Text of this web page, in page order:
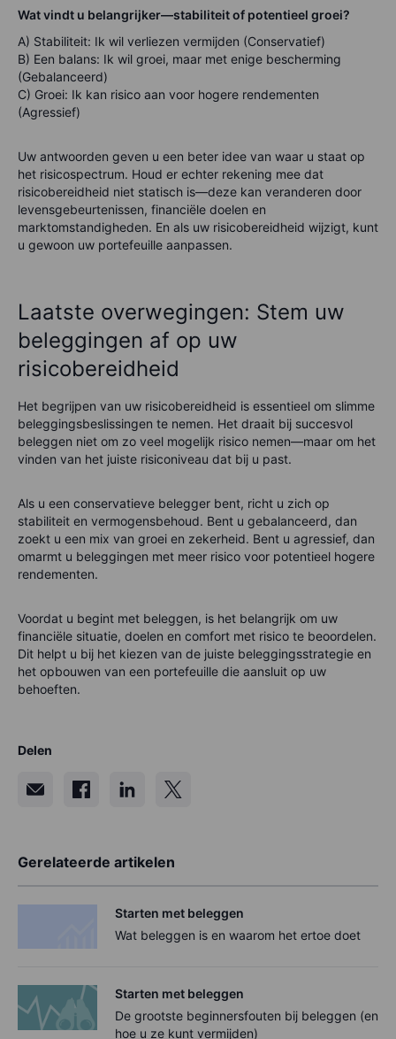
Wat vindt u belangrijker—stabiliteit of potentieel groei?
A) Stabiliteit: Ik wil verliezen vermijden (Conservatief)
B) Een balans: Ik wil groei, maar met enige bescherming
(Gebalanceerd)
C) Groei: Ik kan risico aan voor hogere rendementen
(Agressief)
Uw antwoorden geven u een beter idee van waar u staat op
het risicospectrum. Houd er echter rekening mee dat
risicobereidheid niet statisch is—deze kan veranderen door
levensgebeurtenissen, financiële doelen en
marktomstandigheden. En als uw risicobereidheid wijzigt, kunt
u gewoon uw portefeuille aanpassen.
Laatste overwegingen: Stem uw
beleggingen af op uw
risicobereidheid
Het begrijpen van uw risicobereidheid is essentieel om slimme
beleggingsbeslissingen te nemen. Het draait bij succesvol
beleggen niet om zo veel mogelijk risico nemen—maar om het
vinden van het juiste risiconiveau dat bij u past.
Als u een conservatieve belegger bent, richt u zich op
stabiliteit en vermogensbehoud. Bent u gebalanceerd, dan
zoekt u een mix van groei en zekerheid. Bent u agressief, dan
omarmt u beleggingen met meer risico voor potentieel hogere
rendementen.
Voordat u begint met beleggen, is het belangrijk om uw
financiële situatie, doelen en comfort met risico te beoordelen.
Dit helpt u bij het kiezen van de juiste beleggingsstrategie en
het opbouwen van een portefeuille die aansluit op uw
behoeften.
Delen
Gerelateerde artikelen
Starten met beleggen
Wat beleggen is en waarom het ertoe doet
Starten met beleggen
De grootste beginnersfouten bij beleggen (en
hoe u ze kunt vermijden)